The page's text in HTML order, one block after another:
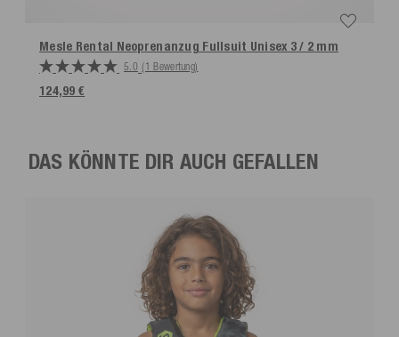
Mesle Rental Neoprenanzug Fullsuit Unisex 3 / 2 mm
5.0 (1 Bewertung)
124,99 €
DAS KÖNNTE DIR AUCH GEFALLEN